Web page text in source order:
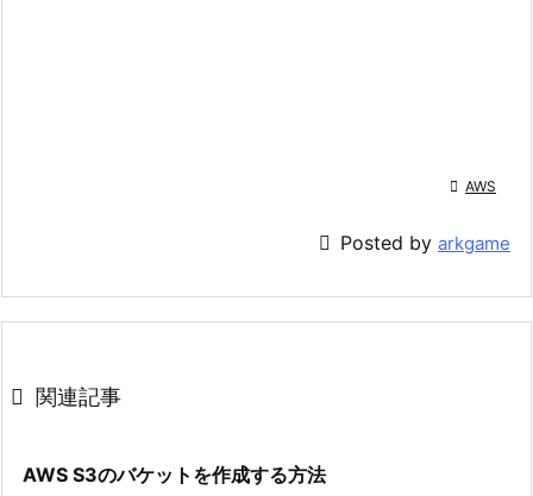
 AWS
 Posted by arkgame
 関連記事
AWS S3のバケットを作成する方法